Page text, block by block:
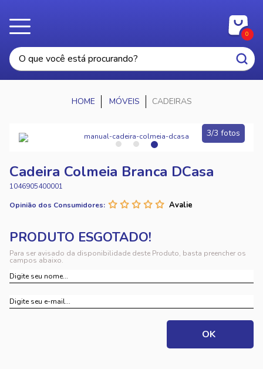
0
MÓVEIS CADEIRAS
3/3 fotos
Cadeira Colmeia Branca DCasa
1046905400001
Opinião dos Consumidores:
Para ser avisado da disponibilidade deste Produto, basta preencher os
campos abaixo.